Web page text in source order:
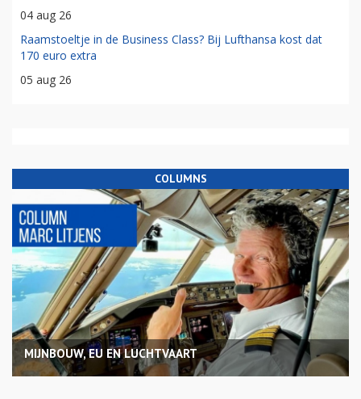
04 aug 26
Raamstoeltje in de Business Class? Bij Lufthansa kost dat
170 euro extra
05 aug 26
COLUMNS
MIJNBOUW, EU EN LUCHTVAART